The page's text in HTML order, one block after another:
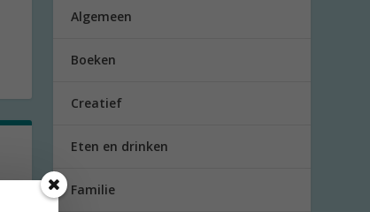
Algemeen
Boeken
Creatief
Eten en drinken
Familie